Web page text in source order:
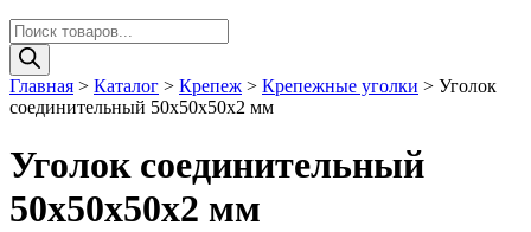
Поиск
товаров
Главная > Каталог > Крепеж > Крепежные уголки > Уголок
соединительный 50х50х50х2 мм
Уголок соединительный
50х50х50х2 мм